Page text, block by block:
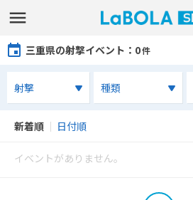
三重県の射撃イベント ：0件
新着順 ｜ 日付順
イベントがありません。